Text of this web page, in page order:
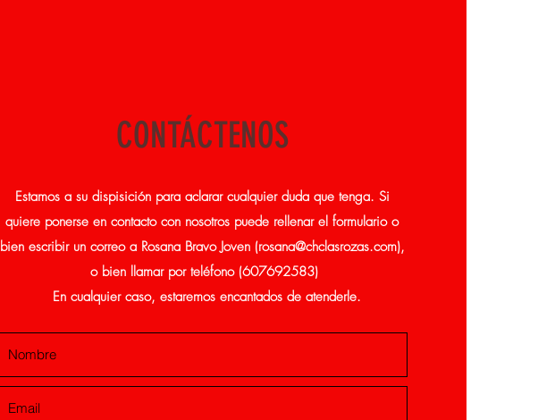
CONTÁCTENOS
Estamos a su dispisición para aclarar cualquier duda que tenga. Si
quiere ponerse en contacto con nosotros puede rellenar el formulario o
bien escribir un correo a Rosana Bravo Joven (rosana@chclasrozas.com),
o bien llamar por teléfono (607692583)
En cualquier caso, estaremos encantados de atenderle.